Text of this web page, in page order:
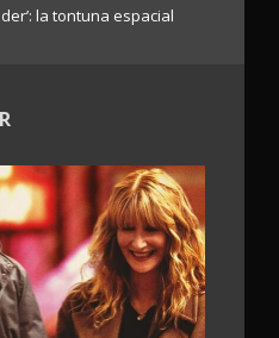
la tontuna espacial